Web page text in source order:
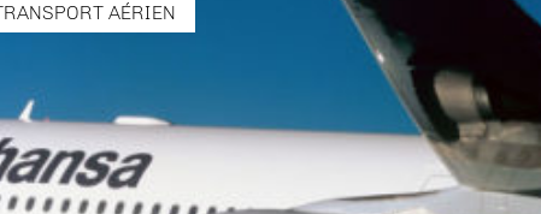
AÉRIEN